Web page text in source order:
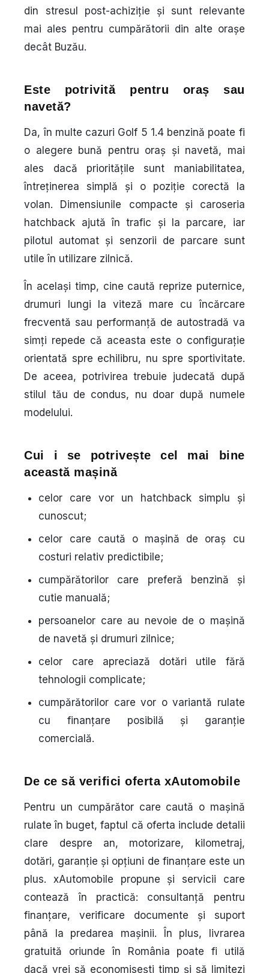
din stresul post-achiziție și sunt relevante
mai ales pentru cumpărătorii din alte orașe
decât Buzău.
Este potrivită pentru oraș sau
navetă?
Da, în multe cazuri Golf 5 1.4 benzină poate fi
o alegere bună pentru oraș și navetă, mai
ales dacă prioritățile sunt maniabilitatea,
întreținerea simplă și o poziție corectă la
volan. Dimensiunile compacte și caroseria
hatchback ajută în trafic și la parcare, iar
pilotul automat și senzorii de parcare sunt
utile în utilizare zilnică.
În același timp, cine caută reprize puternice,
drumuri lungi la viteză mare cu încărcare
frecventă sau performanță de autostradă va
simți repede că aceasta este o configurație
orientată spre echilibru, nu spre sportivitate.
De aceea, potrivirea trebuie judecată după
stilul tău de condus, nu doar după numele
modelului.
Cui i se potrivește cel mai bine
această mașină
celor care vor un hatchback simplu și
cunoscut;
celor care caută o mașină de oraș cu
costuri relativ predictibile;
cumpărătorilor care preferă benzină și
cutie manuală;
persoanelor care au nevoie de o mașină
de navetă și drumuri zilnice;
celor care apreciază dotări utile fără
tehnologii complicate;
cumpărătorilor care vor o variantă rulate
cu finanțare posibilă și garanție
comercială.
De ce să verifici oferta xAutomobile
Pentru un cumpărător care caută o mașină
rulate în buget, faptul că oferta include detalii
clare despre an, motorizare, kilometraj,
dotări, garanție și opțiuni de finanțare este un
plus. xAutomobile propune și servicii care
contează în practică: consultanță pentru
finanțare, verificare documente și suport
până la predarea mașinii. În plus, livrarea
gratuită oriunde în România poate fi utilă
dacă vrei să economisești timp și să limitezi